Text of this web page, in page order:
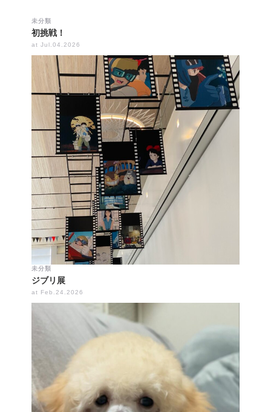
未分類
初挑戦！
at Jul.04.2026
未分類
ジブリ展
at Feb.24.2026